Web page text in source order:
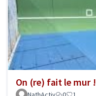
On (re) fait le mur !